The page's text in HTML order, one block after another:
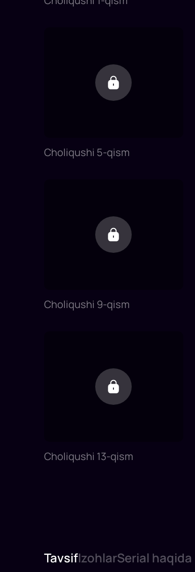
Choliqushi 5-qism
Choliqushi 9-qism
Choliqushi 13-qism
TavsifIzohlarSerial haqida